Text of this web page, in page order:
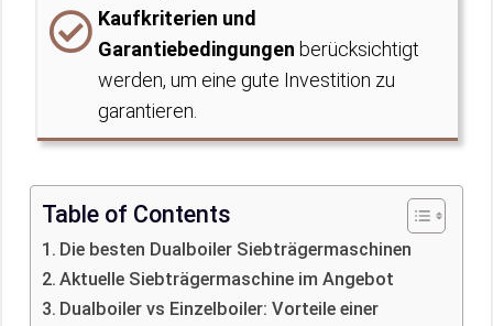
Kaufkriterien und
Garantiebedingungen berücksichtigt
werden, um eine gute Investition zu
garantieren.
Table of Contents
Die besten Dualboiler Siebträgermaschinen
Aktuelle Siebträgermaschine im Angebot
Dualboiler vs Einzelboiler: Vorteile einer